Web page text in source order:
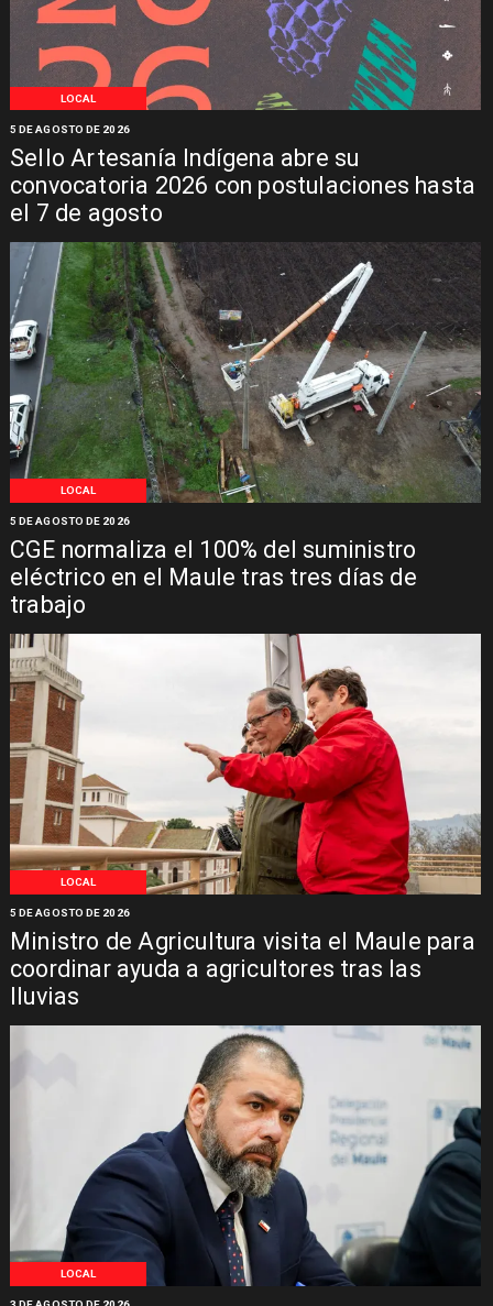
LOCAL
Sello Artesanía Indígena abre su
convocatoria 2026 con postulaciones hasta
el 7 de agosto
5 DE AGOSTO DE 2026
LOCAL
CGE normaliza el 100% del suministro
eléctrico en el Maule tras tres días de
trabajo
5 DE AGOSTO DE 2026
LOCAL
Ministro de Agricultura visita el Maule para
coordinar ayuda a agricultores tras las
lluvias
5 DE AGOSTO DE 2026
LOCAL